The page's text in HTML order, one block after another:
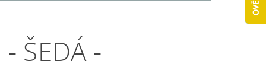
- ŠEDÁ -